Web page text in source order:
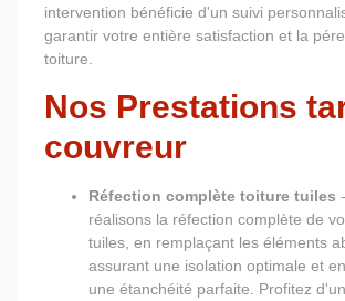
intervention bénéficie d'un suivi
garantir votre entière satisfaction et la
toiture.
Nos Prestations
couvreur
Réfection complète toiture tuiles
réalisons la réfection complète de
tuiles, en remplaçant les éléments
assurant une isolation optimale et
une étanchéité parfaite. Profitez